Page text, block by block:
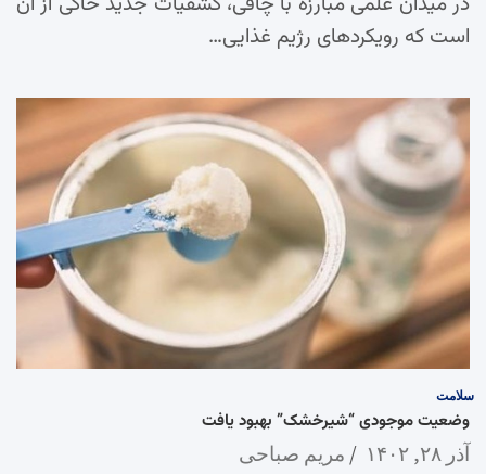
است که رویکردهای رژیم غذایی…
سلامت
وضعیت موجودی “شیرخشک” بهبود یافت
آذر ۲۸, ۱۴۰۲ مریم صباحی